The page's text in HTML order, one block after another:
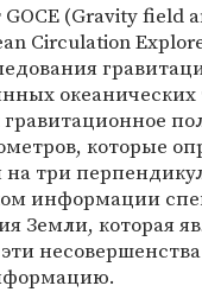
(Gravity field
Circulation
которые
три
информации
Земли, которая